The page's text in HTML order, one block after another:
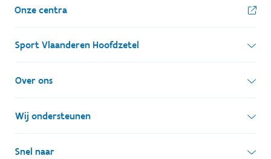
Onze centra
Sport Vlaanderen Hoofdzetel
Simon Bolivarlaan 17
1000 Brussel
Ondernemingsnummer: BE 0248.142.826
Over ons
Wie zijn we, wat doen we
Onze centra
Wij ondersteunen
Lokale besturen
Snel naar